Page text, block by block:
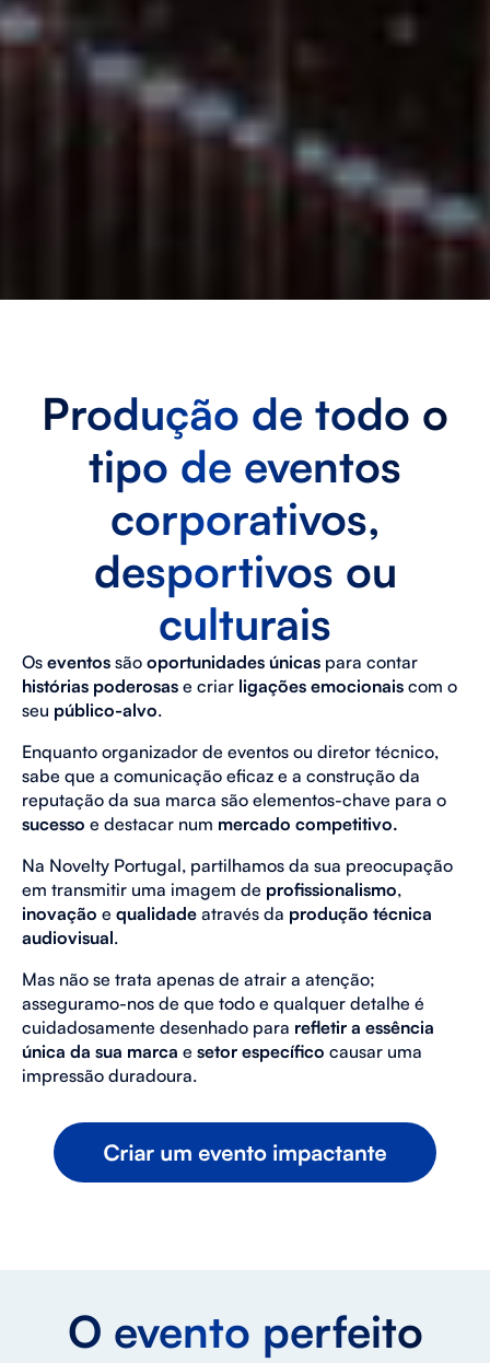
Produção de todo o
tipo de eventos
corporativos,
desportivos ou
culturais
Os eventos são oportunidades únicas para contar
histórias poderosas e criar ligações emocionais com o
seu público-alvo.
Enquanto organizador de eventos ou diretor técnico,
sabe que a comunicação eficaz e a construção da
reputação da sua marca são elementos-chave para o
sucesso e destacar num mercado competitivo.
Na Novelty Portugal, partilhamos da sua preocupação
em transmitir uma imagem de profissionalismo,
inovação e qualidade através da produção técnica
audiovisual.
Mas não se trata apenas de atrair a atenção;
asseguramo-nos de que todo e qualquer detalhe é
cuidadosamente desenhado para refletir a essência
única da sua marca e setor específico causar uma
impressão duradoura.
O evento perfeito